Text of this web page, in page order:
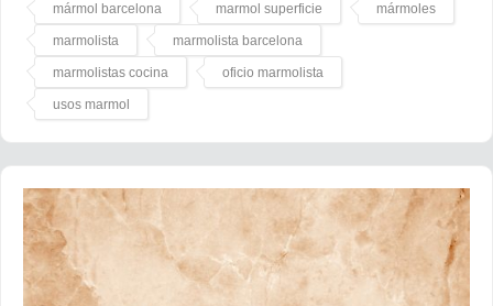
mármol barcelona marmol superficie mármoles
marmolista marmolista barcelona
marmolistas cocina oficio marmolista
usos marmol